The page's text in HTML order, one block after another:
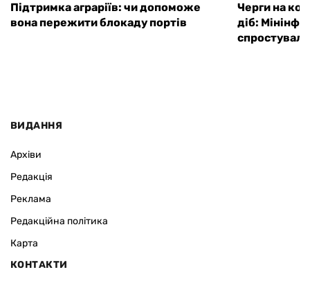
Підтримка аграріїв: чи допоможе
вона пережити блокаду портів
Черги на
діб:
ВИДАННЯ
Архіви
Редакція
Реклама
Редакційна політика
Карта
КОНТАКТИ